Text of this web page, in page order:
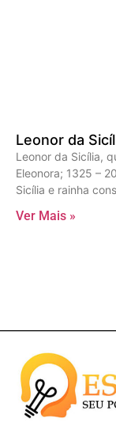
Leonor da
Leonor da Sicília,
Eleonora; 1325 –
Sicília e rainha
Ver Mais »